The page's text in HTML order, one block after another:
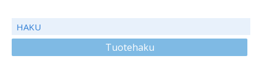
HAKU
Tuotehaku